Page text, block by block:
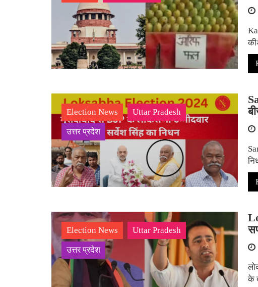
Election News Uttar Pradesh
उत्तर प्रदेश
Election News Uttar Pradesh
उत्तर प्रदेश
के